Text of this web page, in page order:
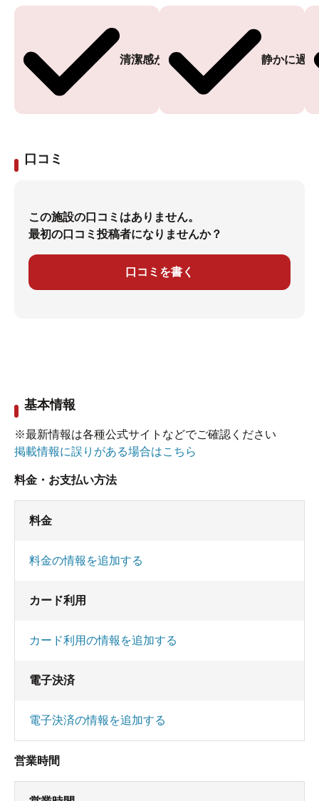
清潔感がある 静かに過
口コミ
この施設の口コミはありません。
最初の口コミ投稿者になりませんか？
口コミを書く
基本情報
※最新情報は各種公式サイトなどでご確認ください
掲載情報に誤りがある場合はこちら
料金・お支払い方法
料金
料金の情報を追加する
カード利用
カード利用の情報を追加する
電子決済
電子決済の情報を追加する
営業時間